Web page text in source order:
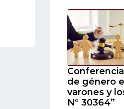
de género
varones y
N° 30364”